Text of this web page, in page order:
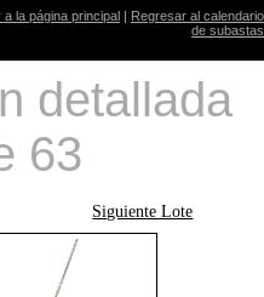
a la página principal | Regresar al calendario
de subastas
detallada
63
Siguiente Lote